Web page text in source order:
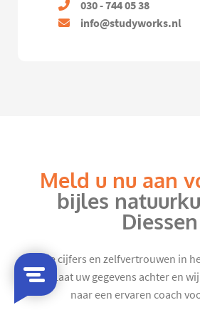
030 - 744 05 38
info@studyworks.nl
Meld u nu aan
bijles
Diessen
Mooie cijfers en zelfvertrouwen in
zicht. Laat uw gegevens achter en
naar een ervaren coach